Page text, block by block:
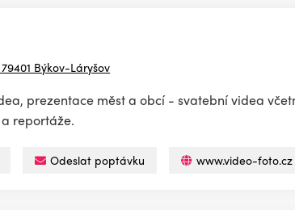
Býkov-Láryšov
prezentace měst a obcí - svatební videa
reportáže.
Odeslat poptávku www.video-foto.cz